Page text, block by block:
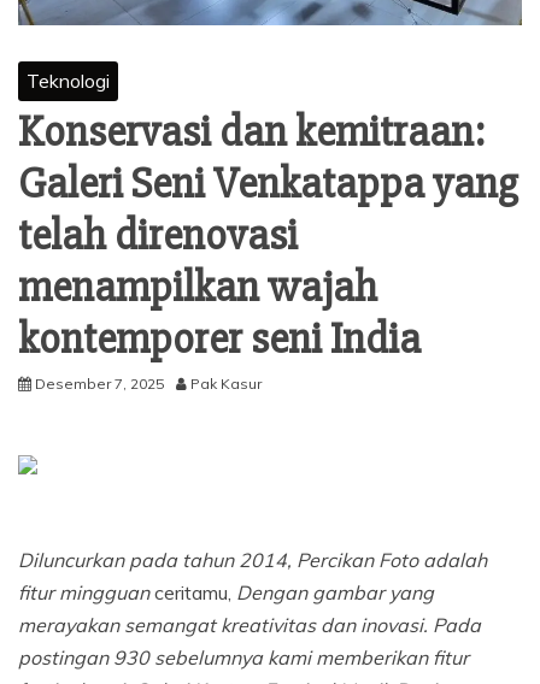
Teknologi
Konservasi dan kemitraan:
Galeri Seni Venkatappa yang
telah direnovasi
menampilkan wajah
kontemporer seni India
Desember 7, 2025 Pak Kasur
Diluncurkan pada tahun 2014, Percikan Fotoadalah
fitur mingguanceritamu, Dengan gambar yang
merayakan semangat kreativitas dan inovasi. Pada
postingan 930 sebelumnya kami memberikan fitur